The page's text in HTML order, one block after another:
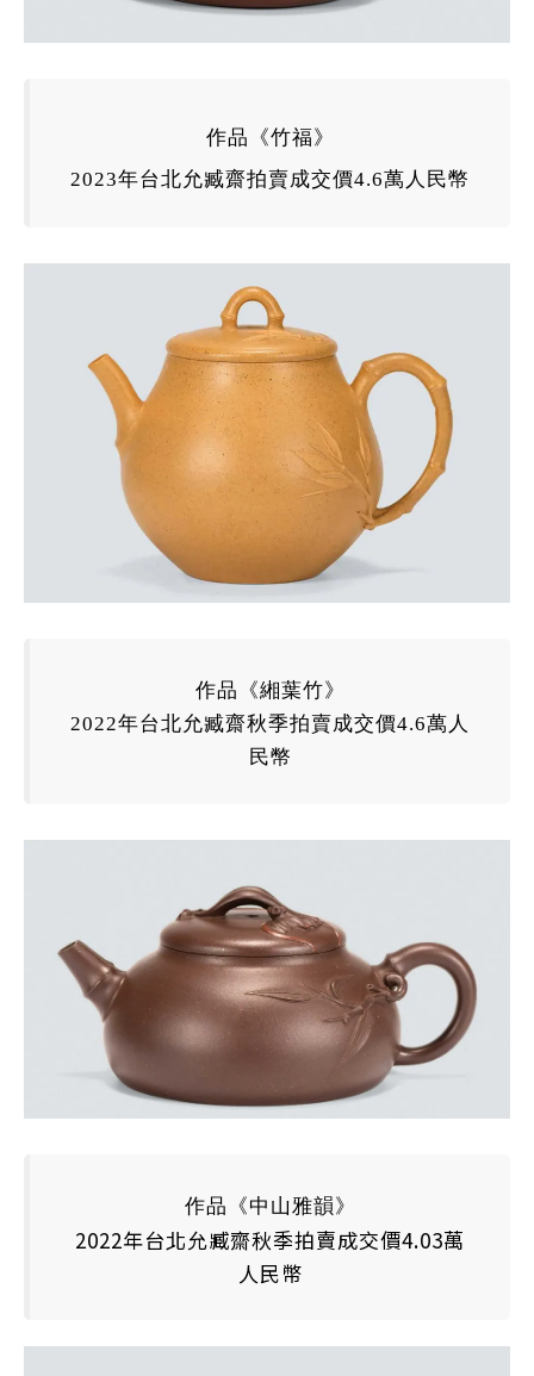
作品《竹福》
2023年台北允臧齋拍賣成交價4.6萬人民幣
作品《緗葉竹》
2022年台北允臧齋秋季拍賣成交價4.6萬人
民幣
作品《中山雅韻》
2022年台北允臧齋秋季拍賣成交價4.03萬
人民幣